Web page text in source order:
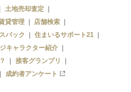
土地売却査定
貸管理
店舗検索
バック
住まいるサポート21
キャラクター紹介
接客グランプリ
成約者アンケート